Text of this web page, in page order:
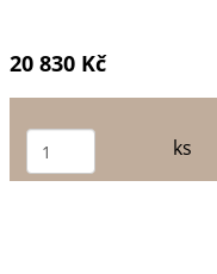
20 830 Kč
ks